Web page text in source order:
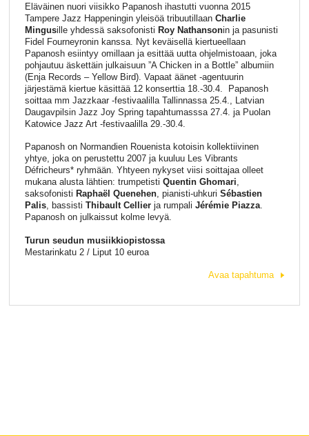
Eläväinen nuori viisikko Papanosh ihastutti vuonna 2015
Tampere Jazz Happeningin yleisöä tribuutillaan Charlie
Mingusille yhdessä saksofonisti Roy Nathansonin ja pasunisti
Fidel Fourneyronin kanssa. Nyt keväisellä kiertueellaan
Papanosh esiintyy omillaan ja esittää uutta ohjelmistoaan, joka
pohjautuu äskettäin julkaisuun ”A Chicken in a Bottle” albumiin
(Enja Records – Yellow Bird). Vapaat äänet -agentuurin
järjestämä kiertue käsittää 12 konserttia 18.-30.4. Papanosh
soittaa mm Jazzkaar -festivaalilla Tallinnassa 25.4., Latvian
Daugavpilsin Jazz Joy Spring tapahtumasssa 27.4. ja Puolan
Katowice Jazz Art -festivaalilla 29.-30.4.
Papanosh on Normandien Rouenista kotoisin kollektiivinen
yhtye, joka on perustettu 2007 ja kuuluu Les Vibrants
Défricheurs* ryhmään. Yhtyeen nykyset viisi soittajaa olleet
mukana alusta lähtien: trumpetisti Quentin Ghomari,
saksofonisti Raphaël Quenehen, pianisti-uhkuri Sébastien
Palis, bassisti Thibault Cellierja rumpali Jérémie Piazza.
Papanosh on julkaissut kolme levyä.
Turun seudun musiikkiopistossa
Mestarinkatu 2 / Liput 10 euroa
Avaa tapahtuma